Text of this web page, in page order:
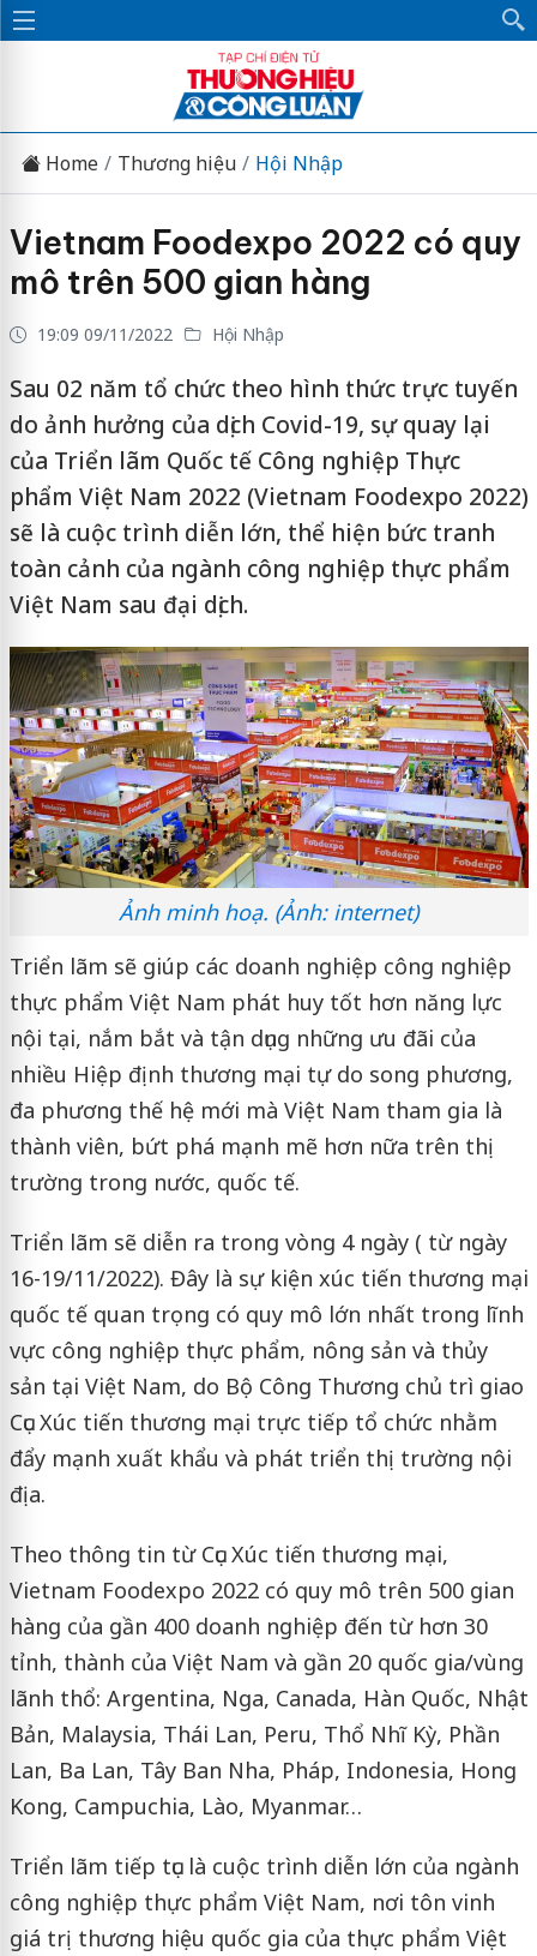
Home Thương hiệu Hội Nhập
Vietnam Foodexpo 2022 có quy
mô trên 500 gian hàng
19:09 09/11/2022 Hội Nhập
Sau 02 năm tổ chức theo hình thức trực tuyến
do ảnh hưởng của dịch Covid-19, sự quay lại
của Triển lãm Quốc tế Công nghiệp Thực
phẩm Việt Nam 2022 (Vietnam Foodexpo 2022)
sẽ là cuộc trình diễn lớn, thể hiện bức tranh
toàn cảnh của ngành công nghiệp thực phẩm
Việt Nam sau đại dịch.
Ảnh minh hoạ. (Ảnh: internet)
Triển lãm sẽ giúp các doanh nghiệp công nghiệp
thực phẩm Việt Nam phát huy tốt hơn năng lực
nội tại, nắm bắt và tận dụng những ưu đãi của
nhiều Hiệp định thương mại tự do song phương,
đa phương thế hệ mới mà Việt Nam tham gia là
thành viên, bứt phá mạnh mẽ hơn nữa trên thị
trường trong nước, quốc tế.
Triển lãm sẽ diễn ra trong vòng 4 ngày ( từ ngày
16-19/11/2022). Đây là sự kiện xúc tiến thương mại
quốc tế quan trọng có quy mô lớn nhất trong lĩnh
vực công nghiệp thực phẩm, nông sản và thủy
sản tại Việt Nam, do Bộ Công Thương chủ trì giao
Cục Xúc tiến thương mại trực tiếp tổ chức nhằm
đẩy mạnh xuất khẩu và phát triển thị trường nội
địa.
Theo thông tin từ Cục Xúc tiến thương mại,
Vietnam Foodexpo 2022 có quy mô trên 500 gian
hàng của gần 400 doanh nghiệp đến từ hơn 30
tỉnh, thành của Việt Nam và gần 20 quốc gia/vùng
lãnh thổ: Argentina, Nga, Canada, Hàn Quốc, Nhật
Bản, Malaysia, Thái Lan, Peru, Thổ Nhĩ Kỳ, Phần
Lan, Ba Lan, Tây Ban Nha, Pháp, Indonesia, Hong
Kong, Campuchia, Lào, Myanmar…
Triển lãm tiếp tục là cuộc trình diễn lớn của ngành
công nghiệp thực phẩm Việt Nam, nơi tôn vinh
giá trị thương hiệu quốc gia của thực phẩm Việt